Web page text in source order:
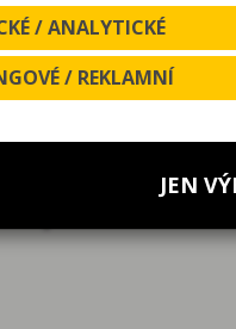
překážky,
konstrukcí přináší
materiálů a
Skalka Family
Parku.
/ ANALYTICKÉ
/ REKLAMNÍ
JEN